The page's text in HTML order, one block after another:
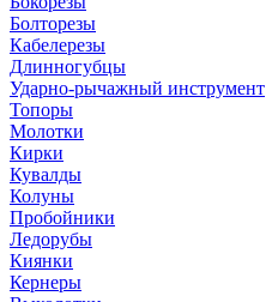
Болторезы
Кабелерезы
Длинногубцы
Ударно-рычажный инструмент
Топоры
Молотки
Кирки
Кувалды
Колуны
Пробойники
Ледорубы
Киянки
Кернеры